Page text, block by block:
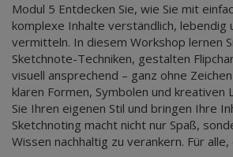
Modul 5 Entdecken Sie, wie Sie mit
komplexe Inhalte verständlich, lebendig
vermitteln. In diesem Workshop lernen
Sketchnote-Techniken, gestalten
visuell ansprechend – ganz ohne
klaren Formen, Symbolen und kreativen
Sie Ihren eigenen Stil und bringen Ihre
Sketchnoting macht nicht nur Spaß,
Wissen nachhaltig zu verankern. Für alle,